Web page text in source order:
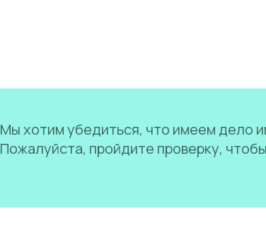
Мы хотим убедиться, что имеем дело
Пожалуйста, пройдите проверку,